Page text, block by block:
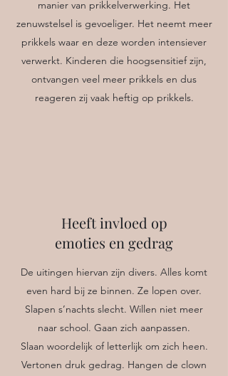
manier van prikkelverwerking. Het
zenuwstelsel is gevoeliger. Het neemt meer
prikkels waar en deze worden intensiever
verwerkt. Kinderen die hoogsensitief zijn,
ontvangen veel meer prikkels en dus
reageren zij vaak heftig op prikkels.
Heeft invloed op
emoties en gedrag
De uitingen hiervan zijn divers. Alles komt
even hard bij ze binnen. Ze lopen over.
Slapen s’nachts slecht. Willen niet meer
naar school. Gaan zich aanpassen.
Slaan woordelijk of letterlijk om zich heen.
Vertonen druk gedrag. Hangen de clown